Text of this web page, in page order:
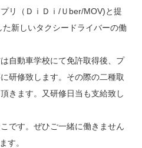
リ（ＤｉＤｉ/Ｕber/MOV)と提
新しいタクシードライバーの働
自動車学校にて免許取得後、プ
研修致します。その際の二種取
きます。又研修日当も支給致し
です。ぜひご一緒に働きません
す。